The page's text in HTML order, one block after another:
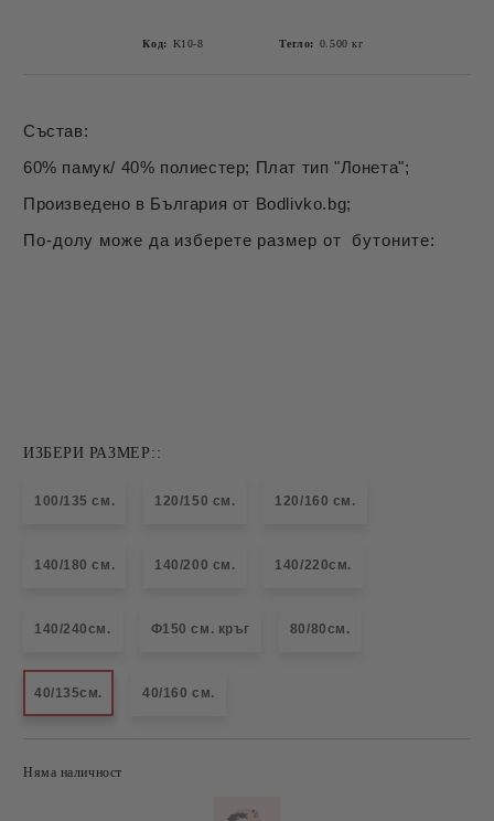
Код: K10-8 Тегло: 0.500 кг
Състав:
60% памук/ 40% полиестер; Плат тип "Лонета";
Произведено в България от Bodlivko.bg;
По-долу може да изберете размер от бутоните:
ИЗБЕРИ РАЗМЕР::
100/135 см. 120/150 см. 120/160 см.
140/180 см. 140/200 см. 140/220см.
140/240см. Ф150 см. кръг 80/80см.
40/135см. 40/160 см.
Няма наличност